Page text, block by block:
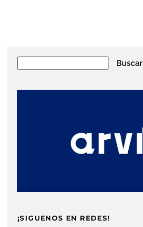
Buscar
¡SIGUENOS EN REDES!